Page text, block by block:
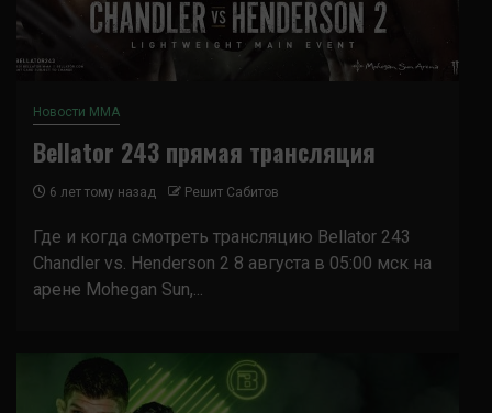
Новости ММА
Bellator 243 прямая трансляция
6 лет тому назад Решит Сабитов
Где и когда смотреть трансляцию Bellator 243
Chandler vs. Henderson 2 8 августа в 05:00 мск на
арене Mohegan Sun,...